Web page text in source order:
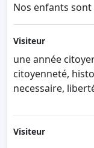
Nos enfants
Visiteur
une année
citoyenneté,
necessaire,
Visiteur